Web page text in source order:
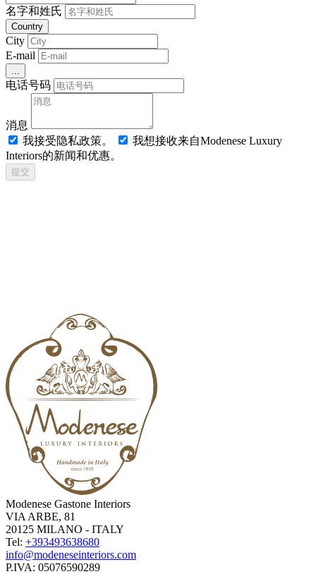
名字和姓氏
Country
City
E-mail
电话号码
消息
我接受隐私政策。
我想接收来自Modenese Luxury
Interiors的新闻和优惠。
提交
Modenese Gastone Interiors
VIA ARBE, 81
20125 MILANO - ITALY
Tel: +393493638680
info@modeneseinteriors.com
P.IVA: 05076590289